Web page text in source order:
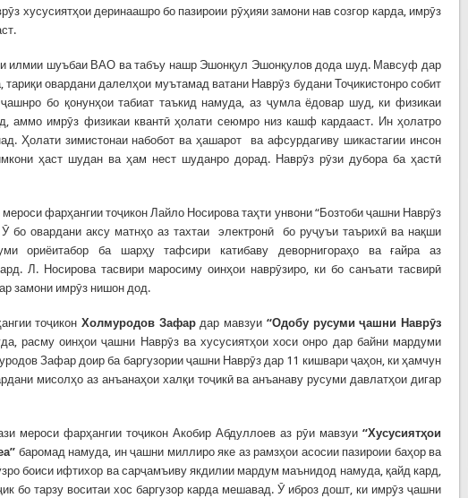
хусусиятҳои деринаашро бо пазироии рӯҳияи замони нав созгор карда, имрӯз
илмии шуъбаи ВАО ва табъу нашр Эшонқул Эшонқулов дода шуд. Мавсуф дар
тариқи овардани далелҳои муътамад ватани Наврӯз будани Тоҷикистонро собит
бо қонунҳои табиат таъкид намуда, аз ҷумла ёдовар шуд, ки физикаи
аммо имрӯз физикаи квантӣ ҳолати сеюмро низ кашф кардааст. Ин ҳолатро
Ҳолати зимистонаи набобот ва ҳашарот ва афсурдагиву шикастагии инсон
ҳаст шудан ва ҳам нест шуданро дорад. Наврӯз рӯзи дубора ба ҳастӣ
фарҳангии тоҷикон Лайло Носирова таҳти унвони “Бозтоби ҷашни Наврӯз
бо овардани аксу матнҳо аз тахтаи электронӣ бо руҷуъи таърихӣ ва нақши
ориёитабор ба шарҳу тафсири катибаву деворнигораҳо ва ғайра аз
Л. Носирова тасвири маросиму оинҳои наврӯзиро, ки бо санъати тасвирӣ
замони имрӯз нишон дод.
тоҷикон Холмуродов Зафардар мавзуи “Одобу русумиҷашни Наврӯз
расму оинҳои ҷашни Наврӯз ва хусусиятҳои хоси онро дар байни мардуми
Зафар доир ба баргузории ҷашни Наврӯз дар 11 кишвари ҷаҳон, ки ҳамчун
мисолҳо аз анъанаҳои халқи тоҷикӣ ва анъанаву русуми давлатҳои дигар
мероси фарҳангии тоҷикон Акобир Абдуллоев аз рӯи мавзуи“Хусусиятҳои
баромад намуда, ин ҷашни миллиро яке аз рамзҳои асосии пазироии баҳор ва
боиси ифтихор ва сарҷамъиву якдилии мардум маънидод намуда, қайд кард,
бо тарзу воситаи хос баргузор карда мешавад. Ӯ иброз дошт, ки имрӯз ҷашни